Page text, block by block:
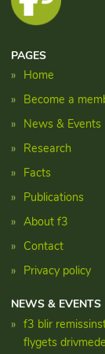
PAGES
Home
Become a
News & Events
Research
Facts
Publications
About f3
Contact
Privacy policy
NEWS & EVENTS
f3 blir
flygets